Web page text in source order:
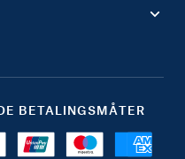
BETALINGSMÅTER